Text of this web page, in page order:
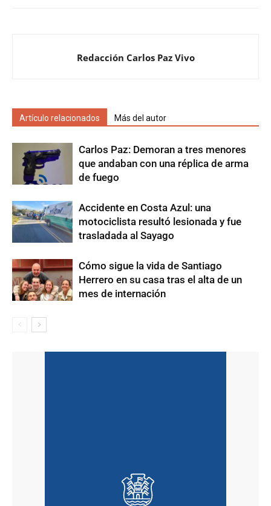
Redacción Carlos Paz Vivo
Artículo relacionados Más del autor
Carlos Paz: Demoran a tres menores
que andaban con una réplica de arma
de fuego
Accidente en Costa Azul: una
motociclista resultó lesionada y fue
trasladada al Sayago
Cómo sigue la vida de Santiago
Herrero en su casa tras el alta de un
mes de internación